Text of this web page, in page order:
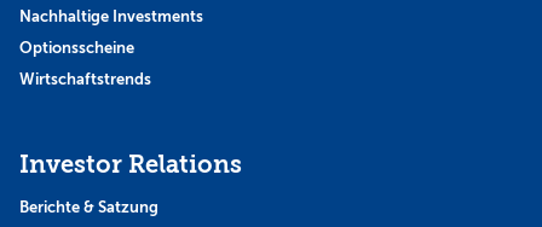
Nachhaltige Investments
Optionsscheine
Wirtschaftstrends
Investor Relations
Berichte & Satzung